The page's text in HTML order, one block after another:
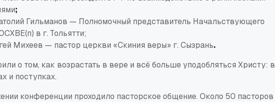
;
Гильманов — Полномочный представитель Начальствующего
в г. Тольятти;
Михеев — пастор церкви «Скиния веры» г. Сызрань.
о том, как возрастать в вере и всё больше уподобляться Христу: в
и поступках.
конференции проходило пасторское общение. Около 50 пасторов